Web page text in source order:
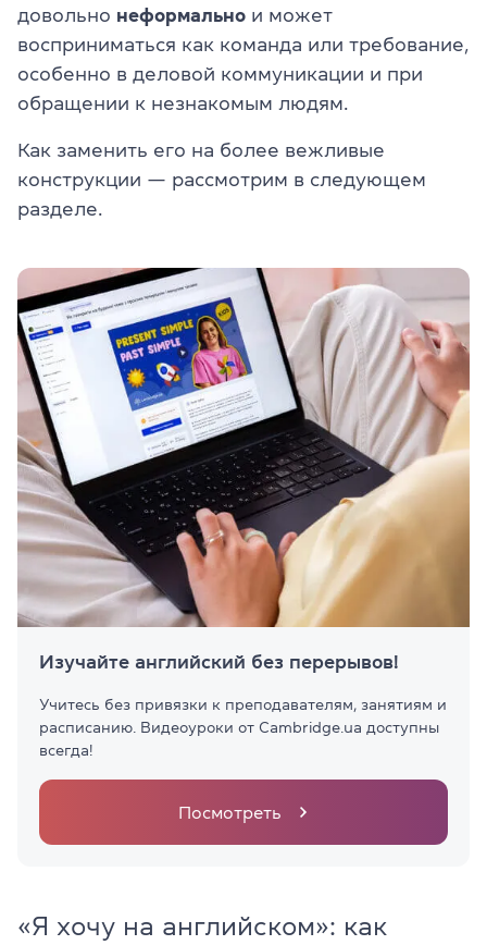
довольно неформально и может
восприниматься как команда или требование,
особенно в деловой коммуникации и при
обращении к незнакомым людям.
Как заменить его на более вежливые
конструкции — рассмотрим в следующем
разделе.
Изучайте английский без перерывов!
Учитесь без привязки к преподавателям, занятиям и
расписанию. Видеоуроки от Cambridge.ua доступны
всегда!
Посмотреть
«Я хочу на английском»: как